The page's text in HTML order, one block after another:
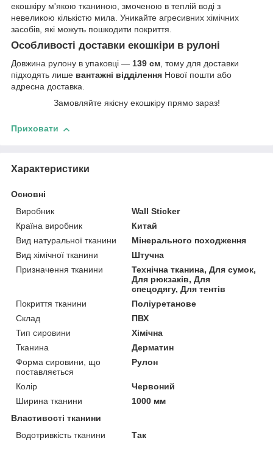
екошкіру м'якою тканиною, змоченою в теплій воді з
невеликою кількістю мила. Уникайте агресивних хімічних
засобів, які можуть пошкодити покриття.
Особливості доставки екошкіри в рулоні
Довжина рулону в упаковці ― 139 см, тому для доставки
підходять лише вантажні відділення Нової пошти або
адресна доставка.
Замовляйте якісну екошкіру прямо зараз!
Приховати
Характеристики
Основні
Виробник
Wall Sticker
Країна виробник
Китай
Вид натуральної тканини
Мінерального походження
Вид хімічної тканини
Штучна
Призначення тканини
Технічна тканина, Для сумок,
Для рюкзаків, Для
спецодягу, Для тентів
Покриття тканини
Поліуретанове
Склад
ПВХ
Тип сировини
Хімічна
Тканина
Дерматин
Форма сировини, що
поставляється
Рулон
Колір
Червоний
Ширина тканини
1000 мм
Властивості тканини
Водотривкість тканини
Так